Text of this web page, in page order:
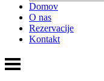
Domov
O nas
Rezervacije
Kontakt